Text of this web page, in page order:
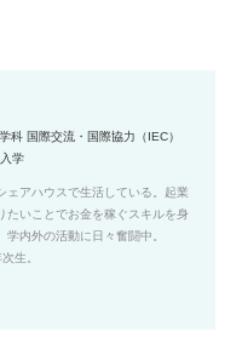
科 国際交流・国際協力（IEC）
学
ェアハウスで生活している。起業
たいことでお金を稼ぐスキルを身
学内外の活動に日々奮闘中。
生。